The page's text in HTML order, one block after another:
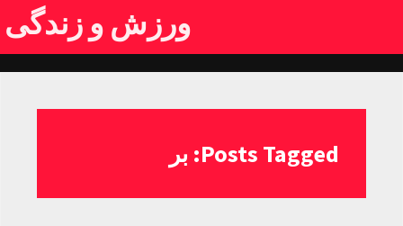
ورزش و زندگی
Posts Tagged: بر